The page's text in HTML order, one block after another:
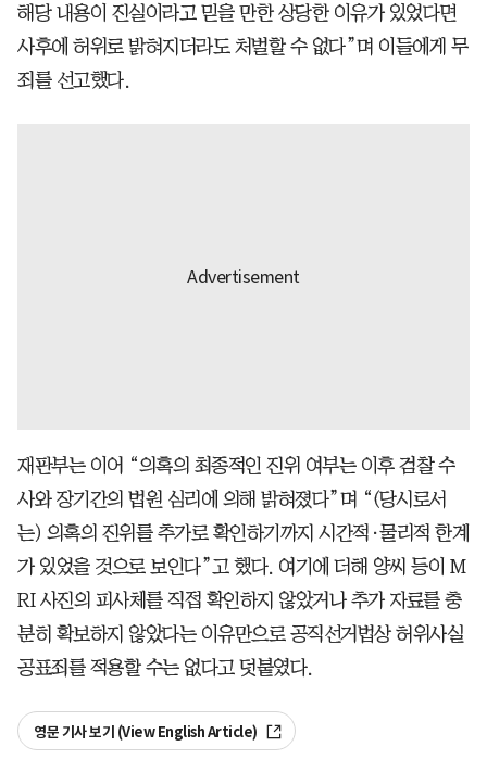
해당 내용이 진실이라고 믿을 만한 상당한 이유가 있었다면
사후에 허위로 밝혀지더라도 처벌할 수 없다”며 이들에게 무
죄를 선고했다.
재판부는 이어 “의혹의 최종적인 진위 여부는 이후 검찰 수
사와 장기간의 법원 심리에 의해 밝혀졌다”며 “(당시로서
는) 의혹의 진위를 추가로 확인하기까지 시간적·물리적 한계
가 있었을 것으로 보인다”고 했다. 여기에 더해 양씨 등이 M
RI 사진의 피사체를 직접 확인하지 않았거나 추가 자료를 충
분히 확보하지 않았다는 이유만으로 공직선거법상 허위사실
공표죄를 적용할 수는 없다고 덧붙였다.
영문 기사 보기 (View English Article)